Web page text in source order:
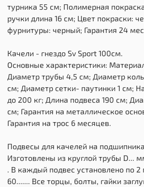
турника 55 см; Полимерная
ручки длина 16 см; Цвет покраски:
фурнитуры: черный; Гарантия 24
Качели - гнездо Sv Sport 100см.
Основные характеристики:
Диаметр трубы 4,5 см; Диаметр
см; Диаметр сетки- паутинки 1 см;
до 200 кг; Длина подвеса 190 см;
см; Гарантия на металлическое
Гарантия на трос 6 месяцев.
Подвесы для качелей на
Изготовлены из круглой трубы D...
. В каждый подвес установлено по 2
60....... Все торцы, болты, гайки